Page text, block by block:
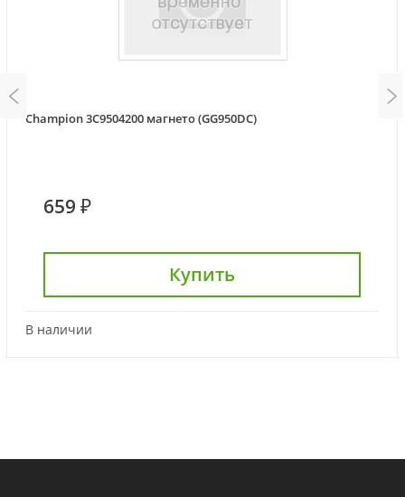
Champion 3C9504200 магнето (GG950DC)
659 ₽
Купить
В наличии